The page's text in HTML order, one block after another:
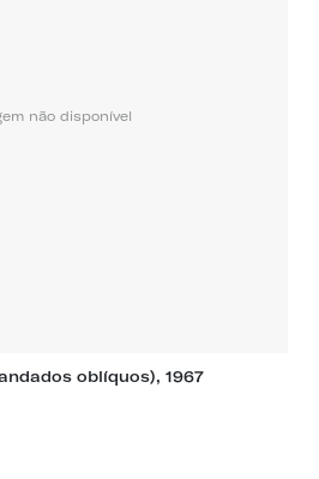
não disponível
oblíquos), 1967